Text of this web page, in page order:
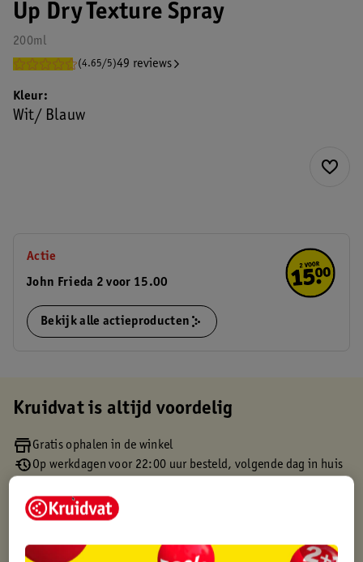
Up Dry Texture Spray
200ml
(4.65/5)49 reviews
Kleur
Wit/ Blauw
Actie
John Frieda 2 voor 15.00
Bekijk alle actieproducten
Kruidvat is altijd voordelig
Gratis ophalen in de winkel
Op werkdagen voor 22:00 uur besteld, volgende dag in huis
Gratis retourneren binnen 30 dagen
Gratis punten met je Kruidvat kaart